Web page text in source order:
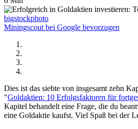
bigstockphoto
Miningscout bei Google bevorzugen
Dies ist das siebte von insgesamt zehn
"Goldaktien: 10 Erfolgsfaktoren für
Kapitel behandelt eine Frage, die du
eine Goldaktie kaufst. Viel Spaß bei der